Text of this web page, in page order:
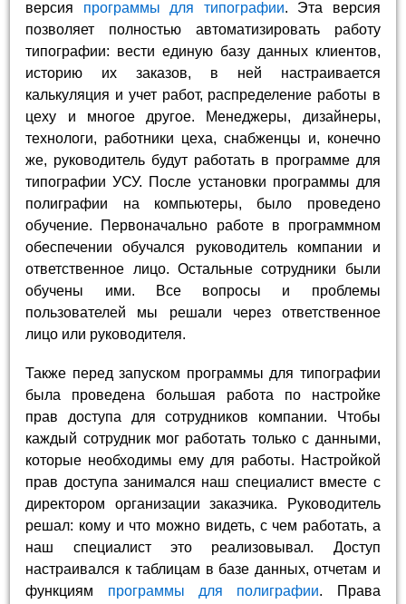
версия программы для типографии. Эта версия
позволяет полностью автоматизировать работу
типографии: вести единую базу данных клиентов,
историю их заказов, в ней настраивается
калькуляция и учет работ, распределение работы в
цеху и многое другое. Менеджеры, дизайнеры,
технологи, работники цеха, снабженцы и, конечно
же, руководитель будут работать в программе для
типографии УСУ. После установки программы для
полиграфии на компьютеры, было проведено
обучение. Первоначально работе в программном
обеспечении обучался руководитель компании и
ответственное лицо. Остальные сотрудники были
обучены ими. Все вопросы и проблемы
пользователей мы решали через ответственное
лицо или руководителя.
Также перед запуском программы для типографии
была проведена большая работа по настройке
прав доступа для сотрудников компании. Чтобы
каждый сотрудник мог работать только с данными,
которые необходимы ему для работы. Настройкой
прав доступа занимался наш специалист вместе с
директором организации заказчика. Руководитель
решал: кому и что можно видеть, с чем работать, а
наш специалист это реализовывал. Доступ
настраивался к таблицам в базе данных, отчетам и
функциям программы для полиграфии. Права